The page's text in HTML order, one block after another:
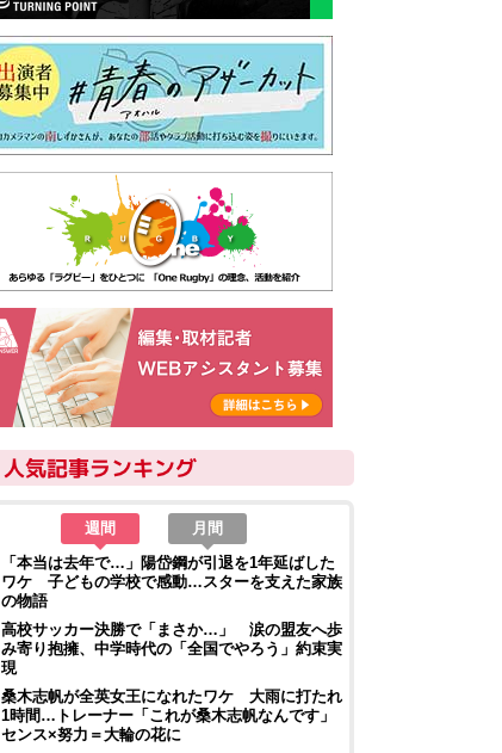
週間
月間
「本当は去年で…」陽岱鋼が引退を1年延ばした
ワケ 子どもの学校で感動…スターを支えた家族
の物語
高校サッカー決勝で「まさか…」 涙の盟友へ歩
み寄り抱擁、中学時代の「全国でやろう」約束実
現
桑木志帆が全英女王になれたワケ 大雨に打たれ
1時間…トレーナー「これが桑木志帆なんです」
センス×努力＝大輪の花に